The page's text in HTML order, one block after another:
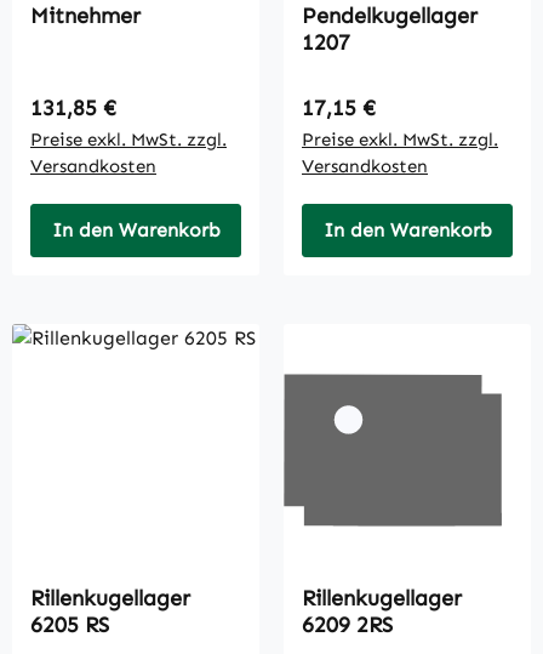
Mitnehmer
Regulärer Preis:
131,85 €
Preise exkl. MwSt. zzgl.
Versandkosten
In den Warenkorb
Pendelkugellager
1207
Regulärer Preis:
17,15 €
Preise exkl. MwSt. zzgl.
Versandkosten
In den Warenkorb
Rillenkugellager
6205 RS
Rillenkugellager
6209 2RS